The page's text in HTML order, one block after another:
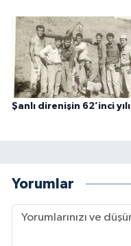
Şanlı direnişin 62’inci yılı
Yorumlar